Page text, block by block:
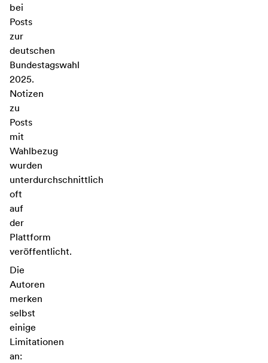
bei
Posts
zur
deutschen
Bundestagswahl
2025.
Notizen
zu
Posts
mit
Wahlbezug
wurden
unterdurchschnittlich
oft
auf
der
Plattform
veröffentlicht.
Die
Autoren
merken
selbst
einige
Limitationen
an: